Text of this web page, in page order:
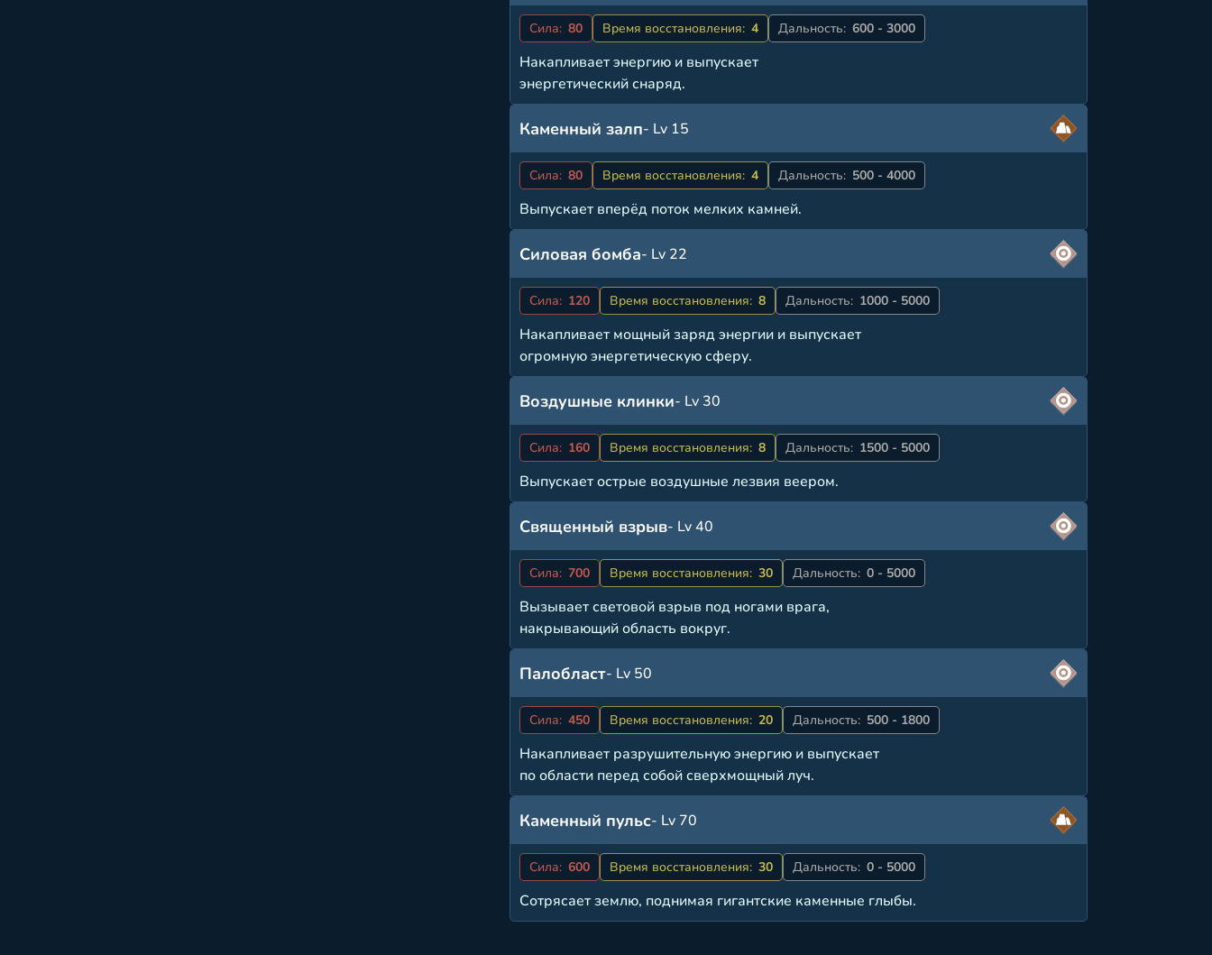
Сила: 80 Время восстановления: 4 Дальность: 600 - 3000
Накапливает энергию и выпускает
энергетический снаряд.
Каменный залп- Lv 15
Сила: 80 Время восстановления: 4 Дальность: 500 - 4000
Выпускает вперёд поток мелких камней.
Силовая бомба- Lv 22
Сила: 120 Время восстановления: 8 Дальность: 1000 - 5000
Накапливает мощный заряд энергии и выпускает
огромную энергетическую сферу.
Воздушные клинки- Lv 30
Сила: 160 Время восстановления: 8 Дальность: 1500 - 5000
Выпускает острые воздушные лезвия веером.
Священный взрыв- Lv 40
Сила: 700 Время восстановления: 30 Дальность: 0 - 5000
Вызывает световой взрыв под ногами врага,
накрывающий область вокруг.
Палобласт- Lv 50
Сила: 450 Время восстановления: 20 Дальность: 500 - 1800
Накапливает разрушительную энергию и выпускает
по области перед собой сверхмощный луч.
Каменный пульс- Lv 70
Сила: 600 Время восстановления: 30 Дальность: 0 - 5000
Сотрясает землю, поднимая гигантские каменные глыбы.